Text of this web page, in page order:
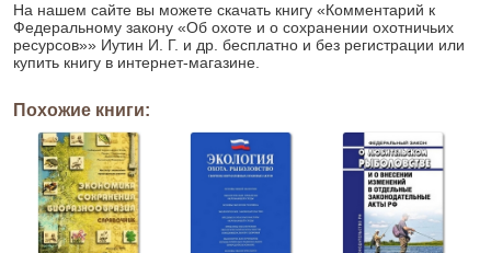
На нашем сайте вы можете скачать книгу «Комментарий к
Федеральному закону «Об охоте и о сохранении охотничьих
ресурсов»» Иутин И. Г. и др. бесплатно и без регистрации или
купить книгу в интернет-магазине.
Похожие книги: